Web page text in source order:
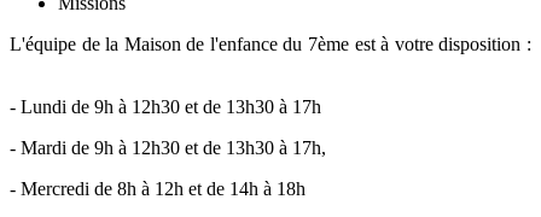
L'équipe de la Maison de l'enfance du 7ème est à votre disposition :
- Lundi de 9h à 12h30 et de 13h30 à 17h
- Mardi de 9h à 12h30 et de 13h30 à 17h,
- Mercredi de 8h à 12h et de 14h à 18h